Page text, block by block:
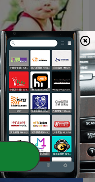
幼儿英语启蒙儿歌